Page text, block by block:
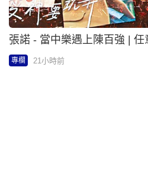
郭志仁 - 親密指導 | 九宮格